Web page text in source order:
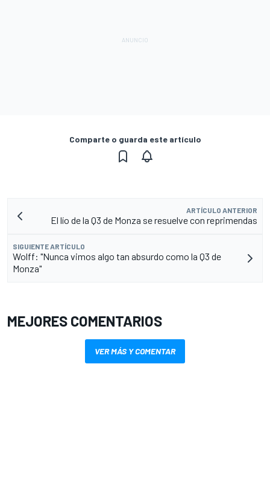
Comparte o guarda este artículo
ARTÍCULO ANTERIOR
El lío de la Q3 de Monza se resuelve con reprimendas
SIGUIENTE ARTÍCULO
Wolff: "Nunca vimos algo tan absurdo como la Q3 de
Monza"
MEJORES COMENTARIOS
VER MÁS Y COMENTAR